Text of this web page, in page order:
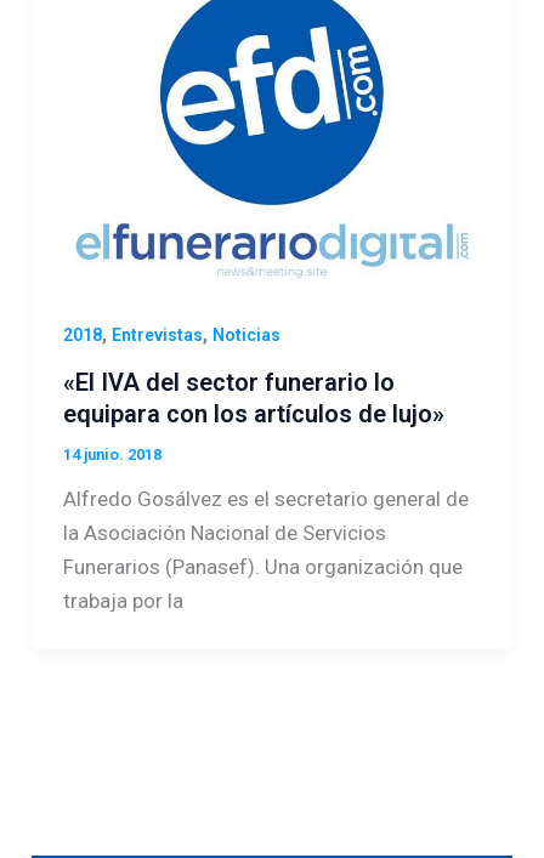
2018, Entrevistas, Noticias
«El IVA del sector funerario lo
equipara con los artículos de lujo»
14 junio. 2018
Alfredo Gosálvez es el secretario general de
la Asociación Nacional de Servicios
Funerarios (Panasef). Una organización que
trabaja por la